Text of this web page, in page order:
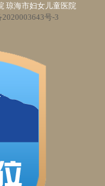
琼海市妇女儿童医院
号-3